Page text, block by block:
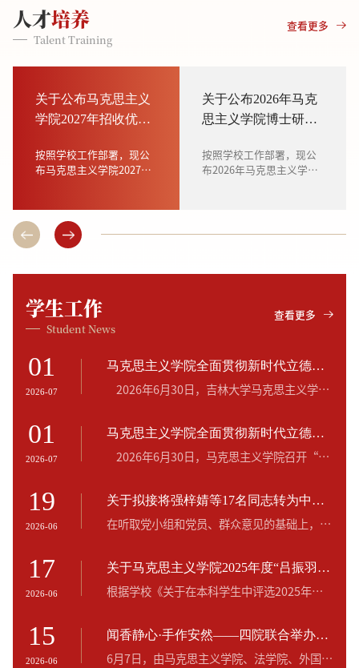
人才培养
Talent Training
查看更多
关于公布马克思主义
学院2027年招收优秀
攻读博士学位研究生
预选合格学生名单的
按照学校工作部署，现公
布马克思主义学院2027年
信息见附件。一、公示日
期2026年6月27日---2026
系人：王老师联系电话：
箱：
mkszskh@163.com 三、
投诉及举报 如有异议，可
映情况。 联系信箱：
mksyzjw@163.co
关于公布2026年马克
思主义学院博士研究
专项计划”招生综合考
核成绩及拟录取名单
按照学校工作部署，现公
布2026年马克思主义学院
单，具体信息见附件1。
式联系人：王老师联系电
投诉及举报如有异议，可
在公示期内及时向学院反
学生工作
Student News
查看更多
01
2026-07
马克思主义学院全面贯彻新时代立德树人工程之实践研学活动(2026年第1期)
2026年6月30日，吉林大学马克思主义学院组织M·M学习研究会马克思主义学院分会、吉林大学大学生红石榴社团、马克思主义学院团委志愿服务队前往长春市宽城区团山街道长山花园社区，循着总书记考察足迹实地研学，通过“走、听、问、学”深刻体悟习近平党建思想蕴含的实践力量。 长山花园社区早年为城乡接合部老旧小区，环境脏乱、基础设施薄弱。在“晴天一身灰，雨天两脚泥”的状况下，社区引入194名老党员，搭建起“社区党...
01
2026-07
马克思主义学院全面贯彻新时代立德树人工程之理论学习会（2026年第3期）
2026年6月30日，马克思主义学院召开“全面贯彻新时代立德树人工程之理论学习会”。本次会议特邀兰州大学马克思主义学院教授、中央马克思主义理论研究和建设工程首席专家刘先春教授作专题报告。吉林大学马克思主义学院教授邵彦敏参加学习会，会议由马克思主义学院党委副书兼副院长、纪委书记金光旭主持，学院学生积极参加学习。 会上，刘先春以“深入学习习近平党建思想”为题作专题报告。他从形成背景、科学内涵、理论品...
19
2026-06
关于拟接将强梓婧等17名同志转为中共正式党员的公示
在听取党小组和党员、群众意见的基础上，经支部委员会审查，拟将强梓婧等17名同志转为中共正式党员。根据发展党员工作有关要求，现将其有关情况进行公示。公示时间为2026年6月19日至6月26日（公示时间为5个工作日）。公示期间，党员和群众可通过电话和电子邮件等方式，反映发展对象在理想信念、政治立场、思想作风、工作表现、群众观念、廉洁自律等方面的情况和问题。反映问题应实事求是、客观公正。以个人名义反映问题的，要签...
17
2026-06
关于马克思主义学院2025年度“吕振羽奖学金”拟推荐人选的公示
根据学校《关于在本科学生中评选2025年度“吕振羽奖学金”的通知》要求，按照我院本科生社会奖助学金评定办法，经自愿申报、资格审核、综合测评、民主程序、学院本科生工作领导小组审议表决，确定以下学生为拟推荐人选：李宜纯（学号：39230210）王语嫣（学号：39240304）现予以公示，公示期为2026年6月17日至2026年6月22日（共三个工作日），公示期内如有异议，请向马克思主义学院学生工作办公室反映。联系人：程思阳、于歆照...
15
2026-06
闻香静心·手作安然——四院联合举办心理舒压主题活动
6月7日，由马克思主义学院、法学院、外国语言文化学院、公共外交学院联合主办的“闻香静心·手作安然”心理舒压主题活动在前卫南区敬信楼F区第二阶梯教室顺利举办，全校60余名同学踊跃参与，现场氛围温馨而治愈。·以草为引，开启一场心灵之旅活动开始前，主持人向同学们简要介绍了本次活动的主题与初衷，并讲解了薰衣草、合欢花、迷迭香、佛手柑、陈皮、薄荷、丁香等七种天然草本香料的安神功效，为后续制作香囊作铺垫。·一针一...